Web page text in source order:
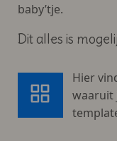
baby’tje.
Dit alles is
Hier
waaruit